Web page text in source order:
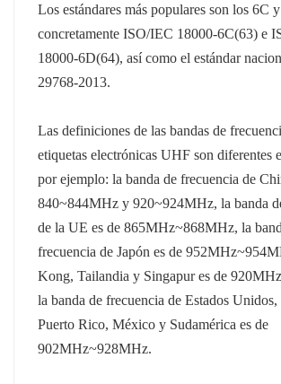
Polski
Indonesia
magyar
Los estándares más populares son los 6C
concretamente ISO/IEC 18000-6C(63) e
18000-6D(64), así como el estándar
29768-2013.
Las definiciones de las bandas de
etiquetas electrónicas UHF son diferentes
por ejemplo: la banda de frecuencia de
840~844MHz y 920~924MHz, la banda
de la UE es de 865MHz~868MHz, la
frecuencia de Japón es de
Kong, Tailandia y Singapur es de
la banda de frecuencia de Estados Unidos,
Puerto Rico, México y Sudamérica es de
902MHz~928MHz.